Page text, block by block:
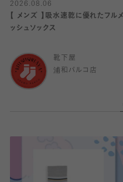
2026.08.06
【 メンズ 】吸水速乾に優れたフルメ
ッシュソックス
靴下屋
浦和パルコ店